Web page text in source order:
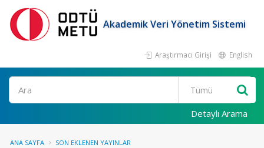
Akademik Veri Yönetim Sistemi
Araştırmacı Girişi English
Ara
Detaylı Arama
ANA SAYFA SON EKLENEN YAYINLAR